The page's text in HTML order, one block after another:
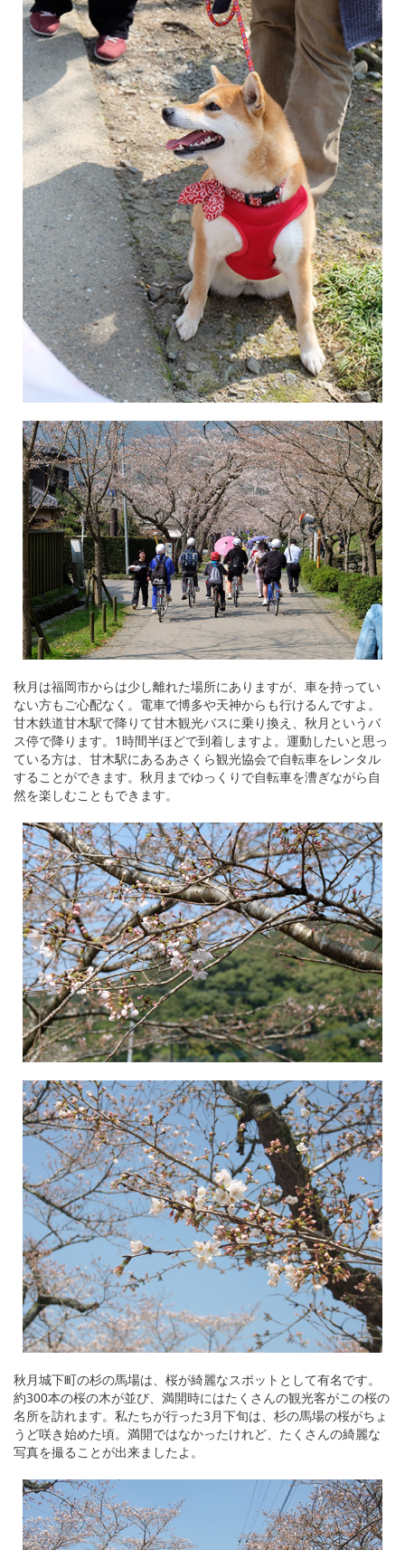
秋月は福岡市からは少し離れた場所にありますが、車を持ってい
ない方もご心配なく。電車で博多や天神からも行けるんですよ。
甘木鉄道甘木駅で降りて甘木観光バスに乗り換え、秋月というバ
ス停で降ります。1時間半ほどで到着しますよ。運動したいと思っ
ている方は、甘木駅にあるあさくら観光協会で自転車をレンタル
することができます。秋月までゆっくりで自転車を漕ぎながら自
然を楽しむこともできます。
秋月城下町の杉の馬場は、桜が綺麗なスポットとして有名です。
約300本の桜の木が並び、満開時にはたくさんの観光客がこの桜の
名所を訪れます。私たちが行った3月下旬は、杉の馬場の桜がちょ
うど咲き始めた頃。満開ではなかったけれど、たくさんの綺麗な
写真を撮ることが出来ましたよ。